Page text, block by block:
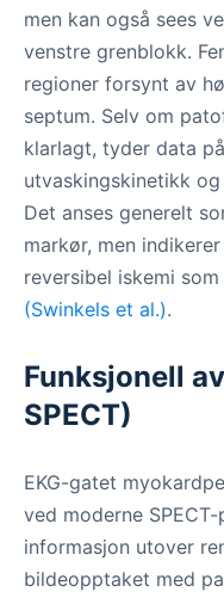
men kan også sees
venstre grenblokk.
regioner forsynt av
septum. Selv om
klarlagt, tyder data
utvaskingskinetikk
Det anses generelt
markør, men
reversibel iskemi
(Swinkels et al.).
Funksjonell
SPECT)
EKG-gatet
ved moderne
informasjon utover
bildeopptaket med